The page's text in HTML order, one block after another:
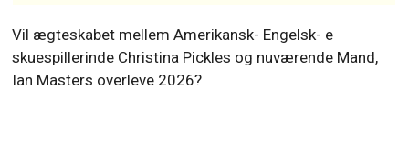
Vil ægteskabet mellem Amerikansk- Engelsk- e
skuespillerinde Christina Pickles og nuværende Mand,
Ian Masters overleve 2026?